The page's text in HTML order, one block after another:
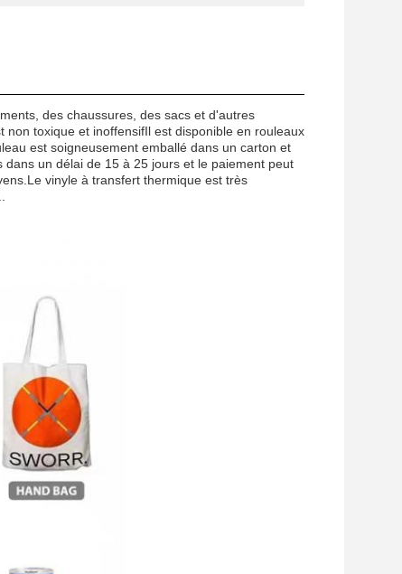
des chaussures, des sacs et d'autres
toxique et inoffensifIl est disponible en rouleaux
est soigneusement emballé dans un carton et
un délai de 15 à 25 jours et le paiement peut
vinyle à transfert thermique est très